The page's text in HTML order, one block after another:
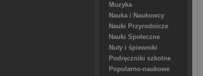
Muzyka
Nauka i Naukowcy
Nauki Przyrodnicze
Nauki Społeczne
Nuty i śpiewniki
Podręczniki szkolne
Popularno-naukowe